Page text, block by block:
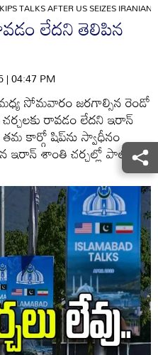
TALKS AFTER US SEIZES IRANIAN
లేదని తెలిపిన
| 04:47 PM
సోమవారం జరగాల్సిన రెండో
రావడం లేదని ఇరాన్
కార్గో షిప్‌ను స్వాధీనం
ఇరాన్ శాంతి చర్చల్లో పాల్గొనేది